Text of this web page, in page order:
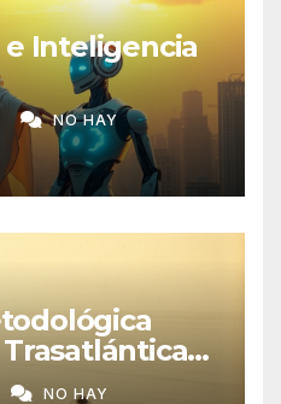
Inteligencia
NO HAY
NO HAY